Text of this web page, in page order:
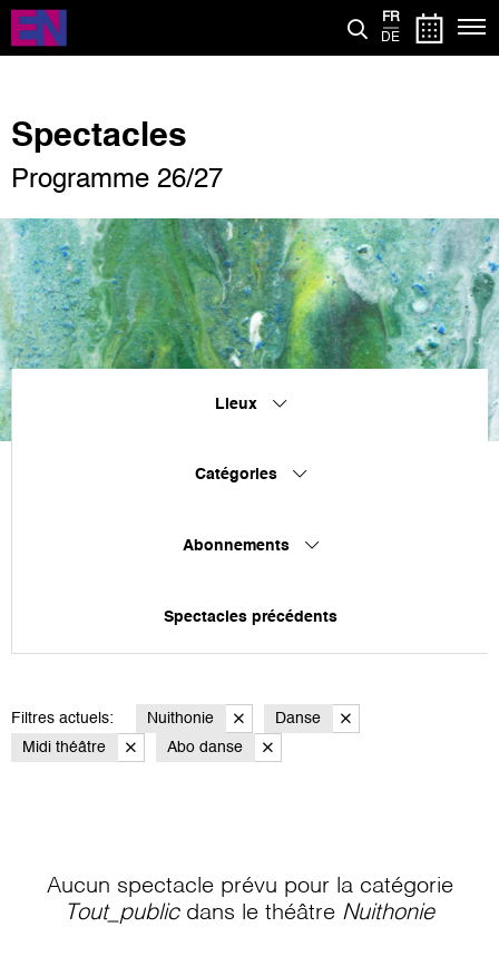
Aller
contenu
FR
DE
Spectacles
Programme 26/27
Lieux
Catégories
Abonnements
Spectacles précédents
Filtres actuels: Nuithonie
Danse
Midi théâtre
Abo danse
Aucun spectacle prévu pour la catégorie
Tout_publicdans le théâtre Nuithonie